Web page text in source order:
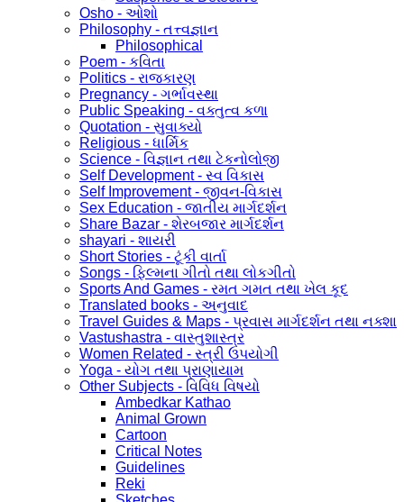
Osho - ઓશો
Philosophy - તત્ત્વજ્ઞાન
Philosophical
Poem - કવિતા
Politics - રાજકારણ
Pregnancy - ગર્ભાવસ્થા
Public Speaking - વક્તુત્વ કળા
Quotation - સુવાક્યો
Religious - ધાર્મિક
Science - વિજ્ઞાન તથા ટેકનોલોજી
Self Development - સ્વ વિકાસ
Self Improvement - જીવન-વિકાસ
Sex Education - જાતીય માર્ગદર્શન
Share Bazar - શેરબજાર માર્ગદર્શન
shayari - શાયરી
Short Stories - ટૂંકી વાર્તા
Songs - ફિલ્મના ગીતો તથા લોકગીતો
Sports And Games - રમત ગમત તથા ખેલ કૂદ
Translated books - અનુવાદ
Travel Guides & Maps - પ્રવાસ માર્ગદર્શન તથા નક્શા
Vastushastra - વાસ્તુશાસ્ત્ર
Women Related - સ્ત્રી ઉપયોગી
Yoga - યોગ તથા પ્રાણાયામ
Other Subjects - વિવિધ વિષયો
Ambedkar Kathao
Animal Grown
Cartoon
Critical Notes
Guidelines
Reki